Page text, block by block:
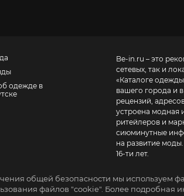
общей безопасности мы используем
файлов "cookie". Более подробная
одежде в
Be-in.ru – это
сетевых, так и
«Каталоге
вашего города и
рецензий, адресов и
устроена модная
ритейлеров и
сиюминутные
на развитие
16-ти лет.